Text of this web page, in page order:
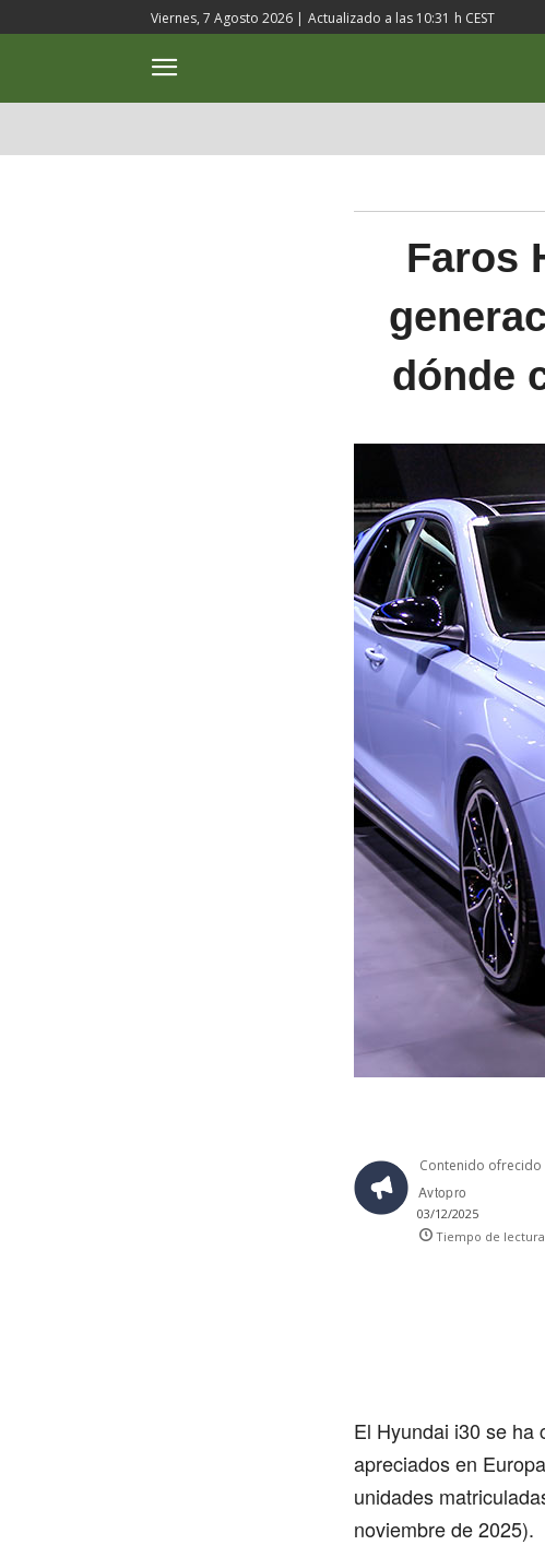
Viernes, 7 Agosto 2026 | Actualizado a las 10:31 h CEST
Faros
dónde
Contenido
Avtopro
03/12/2025
Tiempo de
El Hyundai i30 se ha
apreciados en
unidades
noviembre de 2025).